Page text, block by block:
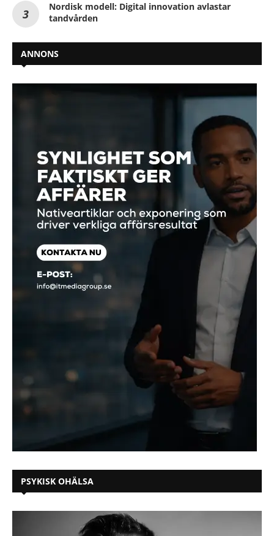
Nordisk modell: Digital innovation avlastar
tandvården
ANNONS
PSYKISK OHÄLSA